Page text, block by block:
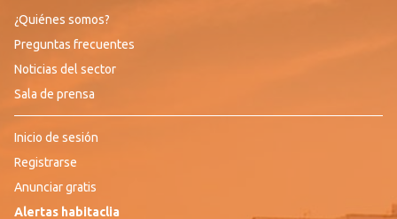
¿Quiénes somos?
Preguntas frecuentes
Noticias del sector
Sala de prensa
Inicio de sesión
Registrarse
Anunciar gratis
Alertas habitaclia